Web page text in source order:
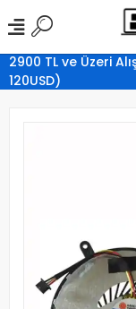
2900 TL ve Üzeri
120USD)